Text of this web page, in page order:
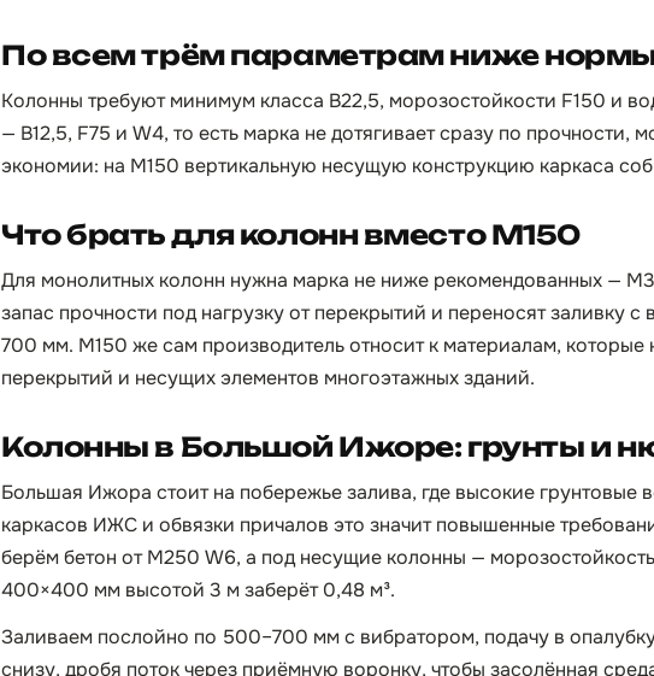
По всем трём параметрам ниже
Колонны требуют минимум класса B22,5, морозостойкости F150 и
— B12,5, F75 и W4, то есть марка не дотягивает сразу по прочности,
экономии: на М150 вертикальную несущую конструкцию каркаса
Что брать для колонн вместо М150
Для монолитных колонн нужна марка не ниже рекомендованных —
запас прочности под нагрузку от перекрытий и переносят заливку
700 мм. М150 же сам производитель относит к материалам, которые
перекрытий и несущих элементов многоэтажных зданий.
Колонны в Большой Ижоре: грунты и
Большая Ижора стоит на побережье залива, где высокие грунтовые
каркасов ИЖС и обвязки причалов это значит повышенные
берём бетон от М250 W6, а под несущие колонны —
400×400 мм высотой 3 м заберёт 0,48 м³.
Заливаем послойно по 500–700 мм с вибратором, подачу в
снизу, дробя поток через приёмную воронку, чтобы засолённая